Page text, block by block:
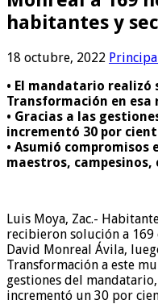
habitantes y
18 octubre, 2022
• El mandatario realizó
Transformación en esa
• Gracias a las
incrementó 30 por
• Asumió
maestros,
Luis Moya, Zac.-
recibieron solución a 169
David Monreal Ávila,
Transformación a este
gestiones del
incrementó un 30 por